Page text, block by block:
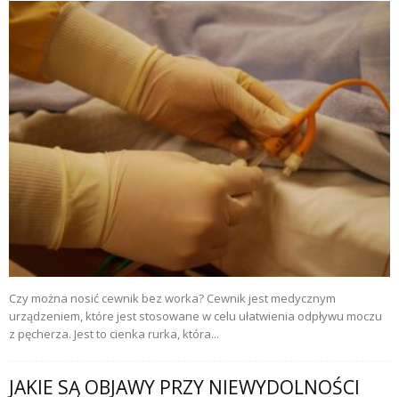
Czy można nosić cewnik bez worka? Cewnik jest medycznym
urządzeniem, które jest stosowane w celu ułatwienia odpływu moczu
z pęcherza. Jest to cienka rurka, która...
JAKIE SĄ OBJAWY PRZY NIEWYDOLNOŚCI